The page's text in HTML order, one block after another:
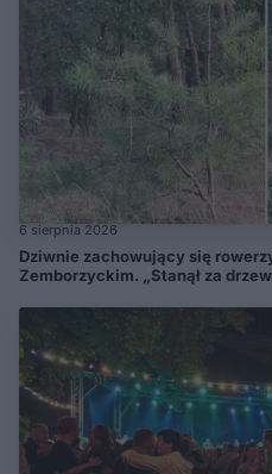
6 sierpnia 2026
Dziwnie zachowujący się
Zemborzyckim. „Stanął za